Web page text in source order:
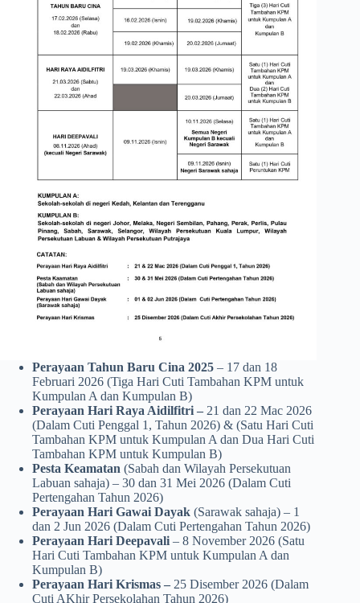
Perayaan Tahun Baru Cina 2025 – 17 dan 18
Februari 2026 (Tiga Hari Cuti Tambahan KPM untuk
Kumpulan A dan Kumpulan B)
Perayaan Hari Raya Aidilfitri – 21 dan 22 Mac 2026
(Dalam Cuti Penggal 1, Tahun 2026) & (Satu Hari Cuti
Tambahan KPM untuk Kumpulan A dan Dua Hari Cuti
Tambahan KPM untuk Kumpulan B)
Pesta Keamatan (Sabah dan Wilayah Persekutuan
Labuan sahaja) – 30 dan 31 Mei 2026 (Dalam Cuti
Pertengahan Tahun 2026)
Perayaan Hari Gawai Dayak (Sarawak sahaja) – 1
dan 2 Jun 2026 (Dalam Cuti Pertengahan Tahun 2026)
Perayaan Hari Deepavali – 8 November 2026 (Satu
Hari Cuti Tambahan KPM untuk Kumpulan A dan
Kumpulan B)
Perayaan Hari Krismas – 25 Disember 2026 (Dalam
Cuti AKhir Persekolahan Tahun 2026)